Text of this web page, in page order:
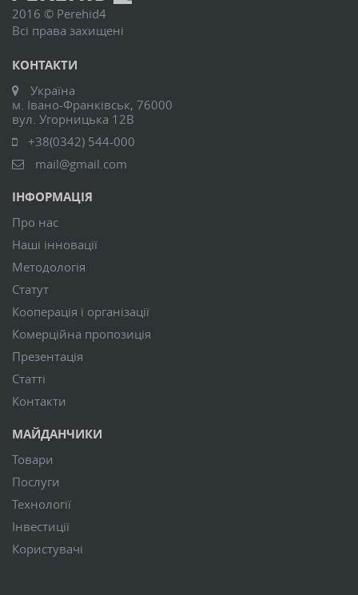
2016 © Perehid4
Всі права захищені
КОНТАКТИ
Україна
м. Івано-Франківськ, 76000
вул. Угорницька 12В
+38(0342) 544-000
mail@gmail.com
ІНФОРМАЦІЯ
Про нас
Наші інновації
Методологія
Статут
Кооперація і організації
Комерційна пропозиція
Презентація
Статті
Контакти
МАЙДАНЧИКИ
Товари
Послуги
Технології
Інвестиції
Користувачі